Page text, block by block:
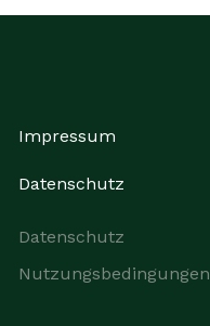
Impressum
Datenschutz
Datenschutz
Nutzungsbedingungen